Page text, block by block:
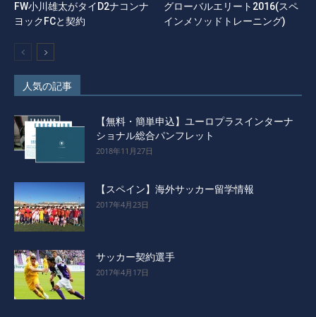
FW小川雄太がタイD2ナコンナ
ヨックFCと契約
グローバルエリート2016(スペ
インメソッドトレーニング)
人気の記事
【無料・簡単申込】ユーロプラスインターナ
ショナル総合パンフレット
2018年11月27日
【スペイン】海外サッカー留学情報
2017年4月23日
サッカー契約選手
2017年4月17日